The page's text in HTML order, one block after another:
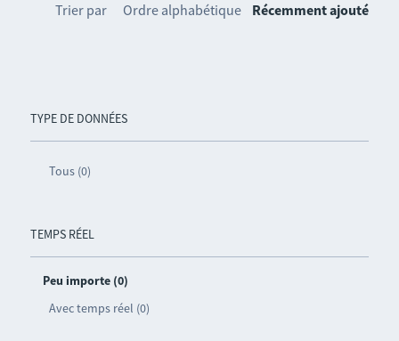
TYPE DE DONNÉES
Tous (0)
TEMPS RÉEL
Peu importe (0)
Avec temps réel (0)
Trier par Ordre alphabétique Récemment ajouté